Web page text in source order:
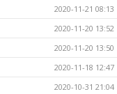
2020-11-21 08:13
2020-11-20 13:52
2020-11-20 13:50
2020-11-18 12:47
2020-10-31 21:04